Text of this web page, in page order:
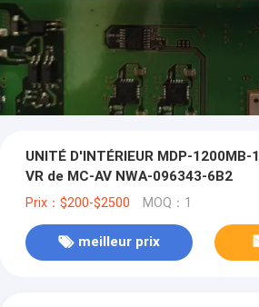
UNITÉ D'INTÉRIEUR MDP-1200MB-
VR de MC-AV NWA-096343-6B2
Prix：$200-$2500 MOQ：1
meilleur prix